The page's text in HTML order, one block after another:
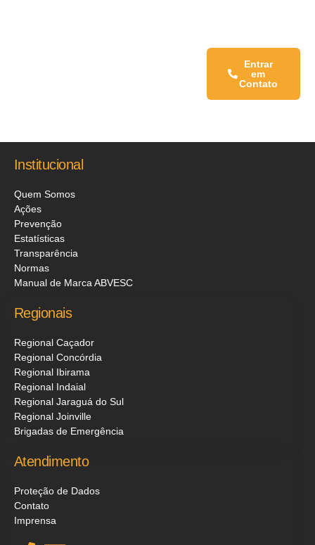
Entrar
em
Contato
Institucional
Quem Somos
Ações
Prevenção
Estatísticas
Transparência
Normas
Manual de Marca ABVESC
Regionais
Regional Caçador
Regional Concórdia
Regional Ibirama
Regional Indaial
Regional Jaraguá do Sul
Regional Joinville
Brigadas de Emergência
Atendimento
Proteção de Dados
Contato
Imprensa